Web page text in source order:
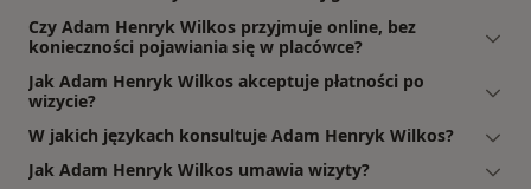
Czy Adam Henryk Wilkos przyjmuje online, bez
konieczności pojawiania się w placówce?
Jak Adam Henryk Wilkos akceptuje płatności po
wizycie?
W jakich językach konsultuje Adam Henryk Wilkos?
Jak Adam Henryk Wilkos umawia wizyty?